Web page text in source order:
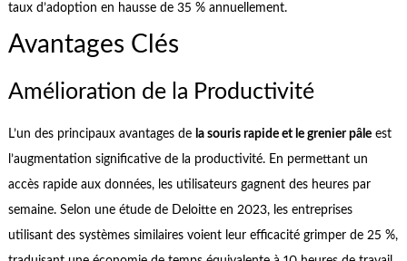
taux d’adoption en hausse de 35 % annuellement.
Avantages Clés
Amélioration de la Productivité
L’un des principaux avantages de la souris rapide et le grenier pâleest
l’augmentation significative de la productivité. En permettant un
accès rapide aux données, les utilisateurs gagnent des heures par
semaine. Selon une étude de Deloitte en 2023, les entreprises
utilisant des systèmes similaires voient leur efficacité grimper de 25 %,